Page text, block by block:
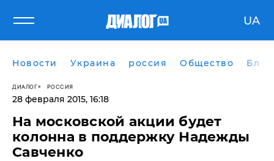
UA
Новости Украина россия Общество
ДИАЛОГ РОССИЯ
28 февраля 2015, 16:18
На московской акции будет
колонна в поддержку Надежды
Савченко